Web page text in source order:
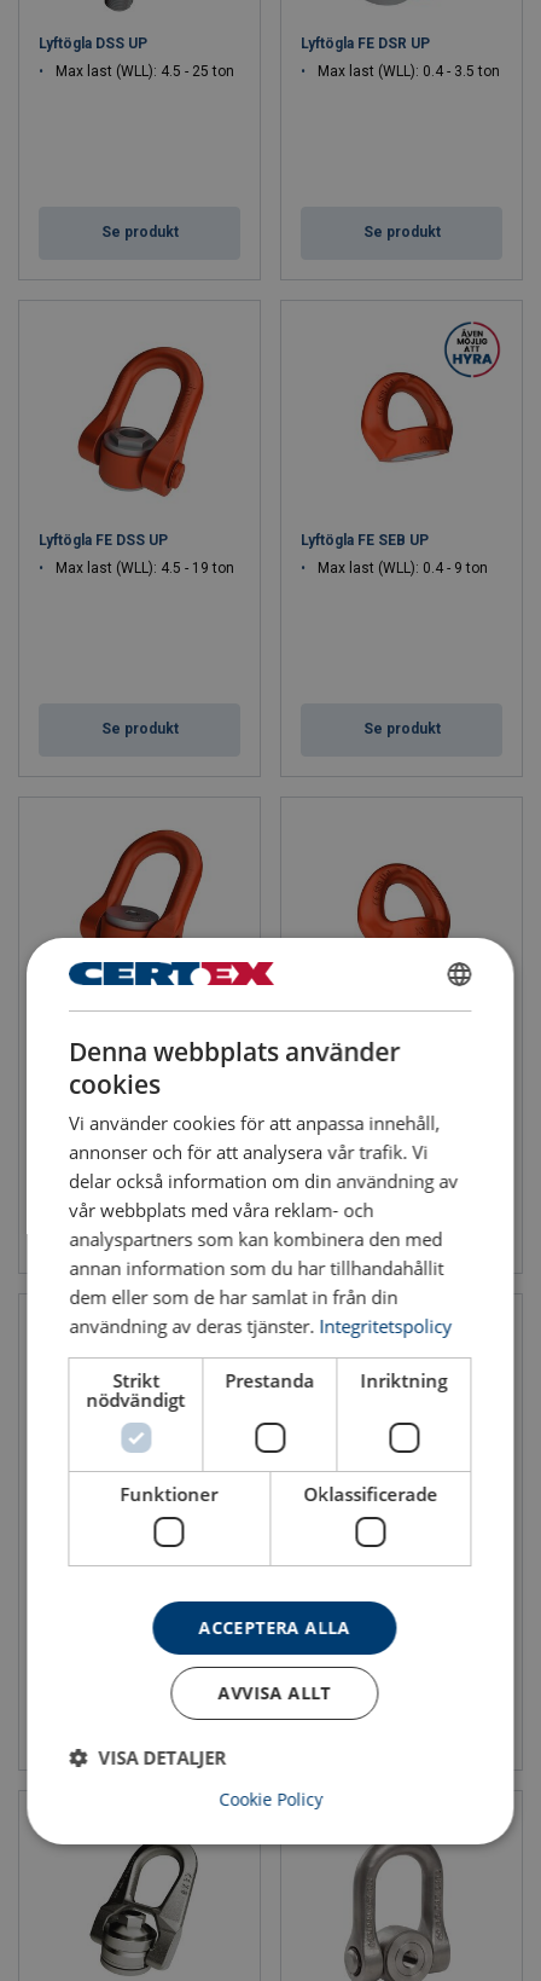
Lyftögla DSS UP
Max last (WLL): 4.5 - 25 ton
Se produkt
Lyftögla FE DSR UP
Max last (WLL): 0.4 - 3.5 ton
Se produkt
Lyftögla FE DSS UP
Max last (WLL): 4.5 - 19 ton
Se produkt
Lyftögla FE SEB UP
Max last (WLL): 0.4 - 9 ton
Se produkt
Max last (WLL): 30 - 60 ton
Se produkt
Max last (WLL): 0.4 - 15 ton
Max last (WLL): 0.1 - 3 ton
Max last (WLL): 2.70 - 6.0 ton
Se produkt
SWEDISH
ENGLISH TRANSLATION
Denna webbplats använder
cookies
Vi använder cookies för att anpassa innehåll,
annonser och för att analysera vår trafik. Vi
delar också information om din användning av
vår webbplats med våra reklam- och
analyspartners som kan kombinera den med
annan information som du har tillhandahållit
dem eller som de har samlat in från din
användning av deras tjänster. Integritetspolicy
Strikt
nödvändigt
Prestanda Inriktning
Funktioner Oklassificerade
ACCEPTERA ALLA
AVVISA ALLT
VISA DETALJER
Cookie Policy